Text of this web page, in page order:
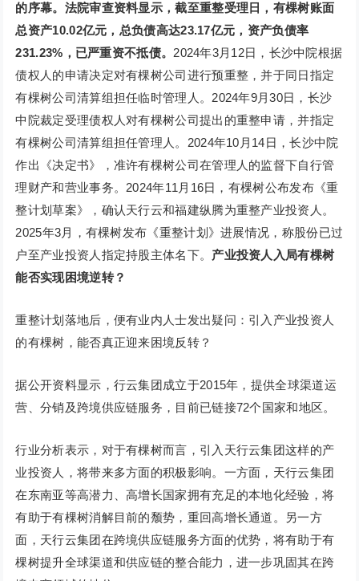
的序幕。法院审查资料显示，截至重整受理日，有棵树账面
总资产10.02亿元，总负债高达23.17亿元，资产负债率
231.23%，已严重资不抵债。 2024年3月12日，长沙中院根据
债权人的申请决定对有棵树公司进行预重整，并于同日指定
有棵树公司清算组担任临时管理人。2024年9月30日，长沙
中院裁定受理债权人对有棵树公司提出的重整申请，并指定
有棵树公司清算组担任管理人。2024年10月14日，长沙中院
作出《决定书》，准许有棵树公司在管理人的监督下自行管
理财产和营业事务。2024年11月16日，有棵树公布发布《重
整计划草案》，确认天行云和福建纵腾为重整产业投资人。
2025年3月，有棵树发布《重整计划》进展情况，称股份已过
户至产业投资人指定持股主体名下。 产业投资人入局有棵树
能否实现困境逆转？
重整计划落地后，便有业内人士发出疑问：引入产业投资人
的有棵树，能否真正迎来困境反转？
据公开资料显示，行云集团成立于2015年，提供全球渠道运
营、分销及跨境供应链服务，目前已链接72个国家和地区。
行业分析表示，对于有棵树而言，引入天行云集团这样的产
业投资人，将带来多方面的积极影响。一方面，天行云集团
在东南亚等高潜力、高增长国家拥有充足的本地化经验，将
有助于有棵树消解目前的颓势，重回高增长通道。另一方
面，天行云集团在跨境供应链服务方面的优势，将有助于有
棵树提升全球渠道和供应链的整合能力，进一步巩固其在跨